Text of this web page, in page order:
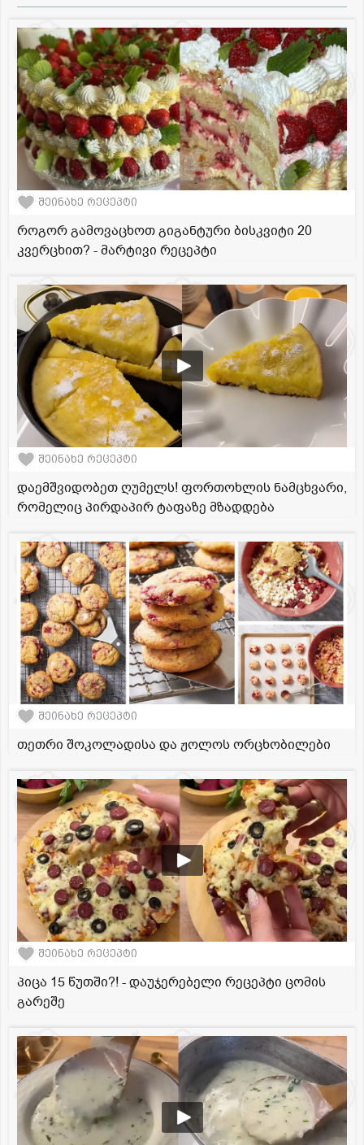
შეინახე რეცეპტი
როგორ გამოვაცხოთ გიგანტური ბისკვიტი 20
კვერცხით? - მარტივი რეცეპტი
შეინახე რეცეპტი
დაემშვიდობეთ ღუმელს! ფორთოხლის ნამცხვარი,
რომელიც პირდაპირ ტაფაზე მზადდება
შეინახე რეცეპტი
თეთრი შოკოლადისა და ჟოლოს ორცხობილები
შეინახე რეცეპტი
პიცა 15 წუთში?! - დაუჯერებელი რეცეპტი ცომის
გარეშე